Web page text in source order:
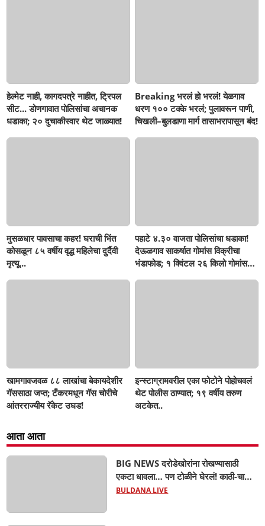
हेल्मेट नाही, कागदपत्रे नाहीत, ट्रिपल
सीट... डोणगावात पोलिसांचा अचानक
धडाका; २० दुचाकीस्वार थेट जाळ्यात!
Breaking भरलं हो भरलं! येळगाव
धरण १०० टक्के भरलं; पुलावरून पाणी,
चिखली–बुलडाणा मार्ग तासाभरापासून बंद!
मुसळधार पावसाचा कहर! घराची भिंत
कोसळून ८५ वर्षीय वृद्ध महिलेचा दुर्दैवी
मृत्यू...
पहाटे ४.३० वाजता पोलिसांचा धडाका!
देऊळगाव साकर्षात गोमांस विक्रीचा
भंडाफोड; १ क्विंटल २६ किलो गोमांस
खामगावजवळ ८८ लाखांचा बेकायदेशीर
गॅससाठा जप्त; टँकरमधून गॅस चोरीचे
आंतरराज्यीय रॅकेट उघड!
इन्स्टाग्रामवरील एका फोटोने पोहोचवलं
थेट पोलीस ठाण्यात; १९ वर्षीय तरुण
अटकेत..
आता आता
BIG NEWS दरोडेखोरांना रोखण्यासाठी
एकटा धावला… पण टोळीने घेरलं! काठी-चाकूचे
सपासप वार; ५२ वर्षीय शेतकऱ्याचा दुर्दैवी अंत!
BULDANA LIVE